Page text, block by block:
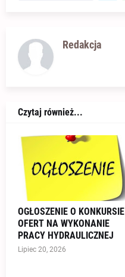
Redakcja
Czytaj również...
OGŁOSZENIE O KONKURSIE
OFERT NA WYKONANIE
PRACY HYDRAULICZNEJ
Lipiec 20, 2026